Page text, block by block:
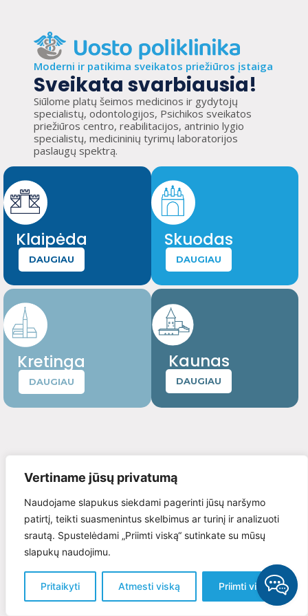
Vertiname jūsų privatumą
Naudojame slapukus siekdami pagerinti jūsų naršymo
patirtį, teikti suasmenintus skelbimus ar turinį ir analizuoti
srautą. Spustelėdami „Priimti viską“ sutinkate su mūsų
slapukų naudojimu.
Pritaikyti Atmesti viską Priimti viską
Moderni ir patikima sveikatos priežiūros įstaiga
Sveikata svarbiausia!
Siūlome platų šeimos medicinos ir gydytojų
specialistų, odontologijos, Psichikos sveikatos
priežiūros centro, reabilitacijos, antrinio lygio
specialistų, medicininių tyrimų laboratorijos
paslaugų spektrą.
Klaipėda
DAUGIAU
Skuodas
DAUGIAU
Kretinga
DAUGIAU
Kaunas
DAUGIAU